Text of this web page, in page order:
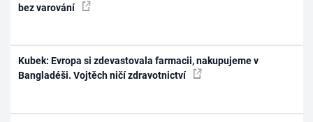
bez varování
Kubek: Evropa si zdevastovala farmacii, nakupujeme v
Bangladéši. Vojtěch ničí zdravotnictví